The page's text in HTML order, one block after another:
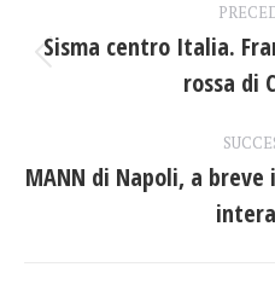
tra
post
Sisma centro Italia.
rossa di
MANN di Napoli, a